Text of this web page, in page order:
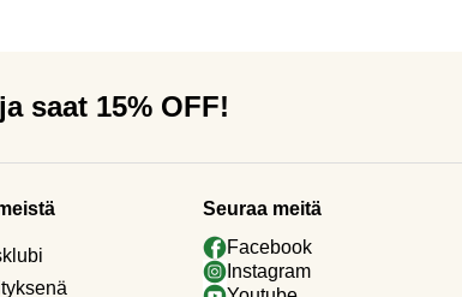
saat 15% OFF!
Seuraa meitä
Facebook
Instagram